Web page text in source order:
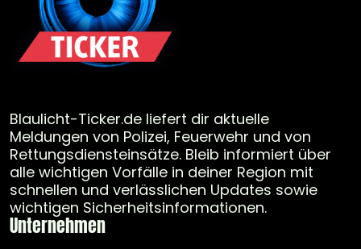
Blaulicht-Ticker.de liefert dir aktuelle
Meldungen von Polizei, Feuerwehr und von
Rettungsdiensteinsätze. Bleib informiert über
alle wichtigen Vorfälle in deiner Region mit
schnellen und verlässlichen Updates sowie
wichtigen Sicherheitsinformationen.
Unternehmen